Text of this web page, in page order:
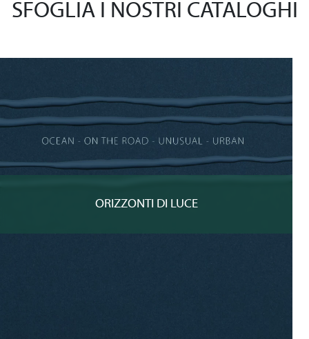
SFOGLIA I NOSTRI CATALOGHI
ORIZZONTI DI LUCE